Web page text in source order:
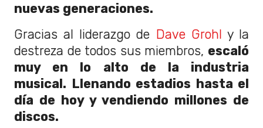
nuevas generaciones.
Gracias al liderazgo de Dave Grohl y la
destreza de todos sus miembros, escaló
muy en lo alto de la industria
musical. Llenando estadios hasta el
día de hoy y vendiendo millones de
discos.